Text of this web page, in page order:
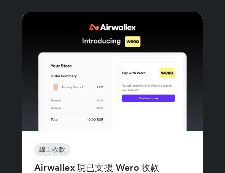
線上收款
Airwallex 現已支援 Wero 收款